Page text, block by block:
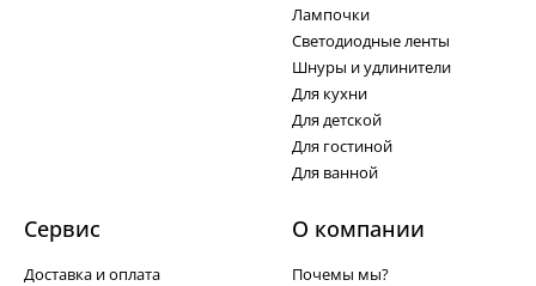
Лампочки
Светодиодные ленты
Шнуры и удлинители
Для кухни
Для детской
Для гостиной
Для ванной
Сервис
Доставка и оплата
О компании
Почемы мы?